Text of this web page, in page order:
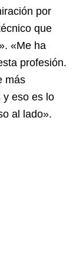
por
que
«Me ha
profesión.
más
y eso es lo
al lado».